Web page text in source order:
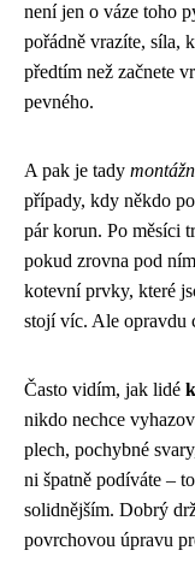
není jen o váze toho
pořádně vrazíte, síla,
předtím než začnete
pevného.
A pak je tady
případy, kdy někdo
pár korun. Po měsíci
pokud zrovna pod
kotevní prvky, které
stojí víc. Ale opravdu
Často vidím, jak lidé
nikdo nechce
plech, pochybné
ni špatně podíváte –
solidnějším. Dobrý
povrchovou úpravu